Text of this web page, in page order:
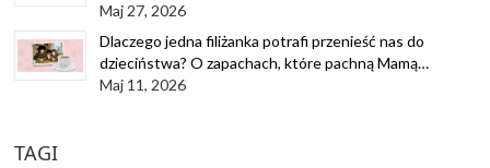
Maj 27, 2026
Dlaczego jedna filiżanka potrafi przenieść nas do
dzieciństwa? O zapachach, które pachną Mamą…
Maj 11, 2026
TAGI